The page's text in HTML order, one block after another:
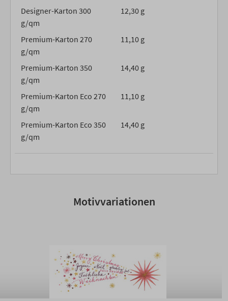
Designer-Karton 300
g/qm
12,30 g
Premium-Karton 270
g/qm
11,10 g
Premium-Karton 350
g/qm
14,40 g
Premium-Karton Eco 270
g/qm
11,10 g
Premium-Karton Eco 350
g/qm
14,40 g
Motivvariationen